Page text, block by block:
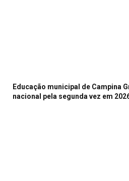
Educação municipal de Campina
nacional pela segunda vez em